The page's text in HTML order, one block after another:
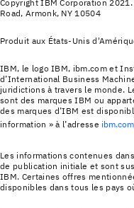
Copyright IBM Corporation
Road, Armonk, NY 10504
Produit aux États-Unis
IBM, le logo IBM, ibm.com et
d’International Business
juridictions à travers le monde.
sont des marques IBM ou
des marques d’IBM est
information » à l’adresse
Les informations contenues
de publication initiale et sont
IBM. Certaines offres
disponibles dans tous les pays